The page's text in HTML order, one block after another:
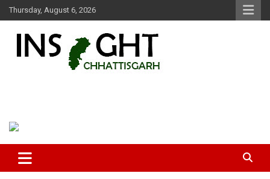
Skip
to
Thursday, August 6, 2026